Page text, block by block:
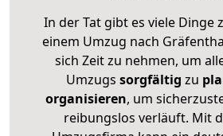
In der Tat gibt es viele Dinge
einem Umzug nach
sich Zeit zu nehmen, um
Umzugs sorgfältig zu
organisieren, um
reibungslos verläuft. Mit